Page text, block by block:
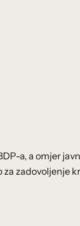
a, a omjer
za zadovoljenje